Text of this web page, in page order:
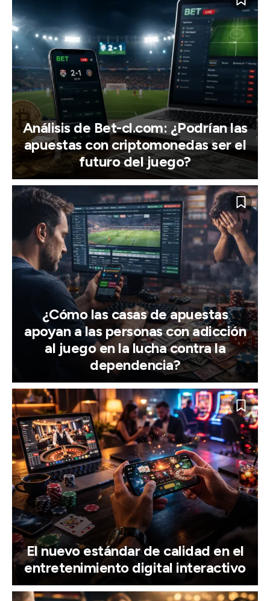
Análisis de Bet-cl.com: ¿Podrían las
apuestas con criptomonedas ser el
futuro del juego?
¿Cómo las casas de apuestas
apoyan a las personas con adicción
al juego en la lucha contra la
dependencia?
El nuevo estándar de calidad en el
entretenimiento digital interactivo